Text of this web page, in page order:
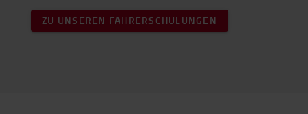
ZU UNSEREN FAHRERSCHULUNGEN